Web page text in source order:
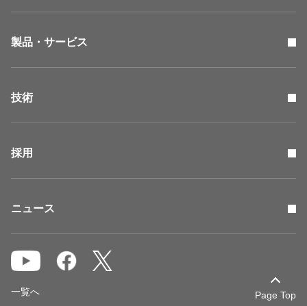
製品・サービス
技術
採用
ニュース
Page Top
一覧へ